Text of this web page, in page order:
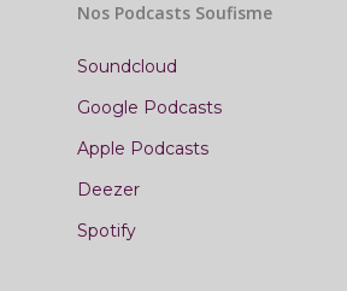
Nos Podcasts Soufisme
Soundcloud
Google Podcasts
Apple Podcasts
Deezer
Spotify